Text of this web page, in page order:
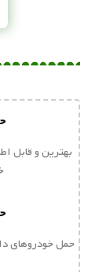
بهترین و قابل
حمل خودروهای